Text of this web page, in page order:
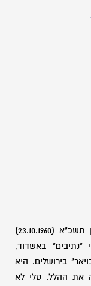
בת שרה ודימיטרי, נולדה ביום ב' בחשוון תשכ"א (23.10.1960)
"נתיבים" באשדוד,
בירושלים. היא
את ההלל. טלי לא